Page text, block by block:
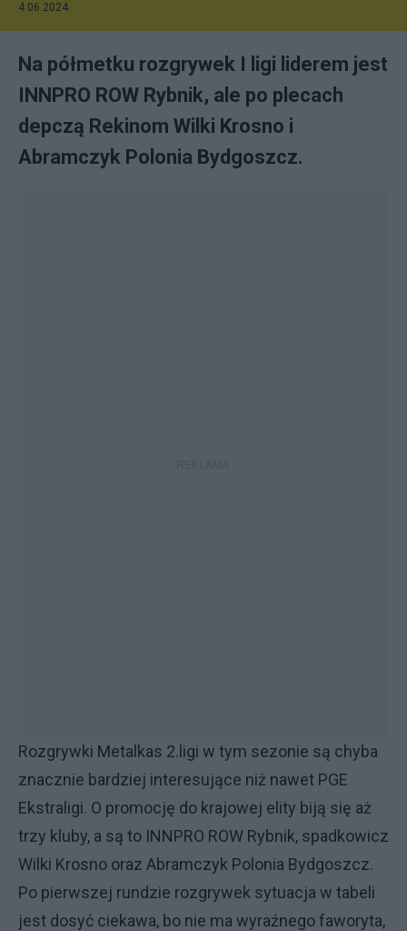
4.06.2024
Na półmetku rozgrywek I ligi liderem jest
INNPRO ROW Rybnik, ale po plecach
depczą Rekinom Wilki Krosno i
Abramczyk Polonia Bydgoszcz.
Rozgrywki Metalkas 2.ligi w tym sezonie są chyba
znacznie bardziej interesujące niż nawet PGE
Ekstraligi. O promocję do krajowej elity biją się aż
trzy kluby, a są to INNPRO ROW Rybnik, spadkowicz
Wilki Krosno oraz Abramczyk Polonia Bydgoszcz.
Po pierwszej rundzie rozgrywek sytuacja w tabeli
jest dosyć ciekawa, bo nie ma wyraźnego faworyta,